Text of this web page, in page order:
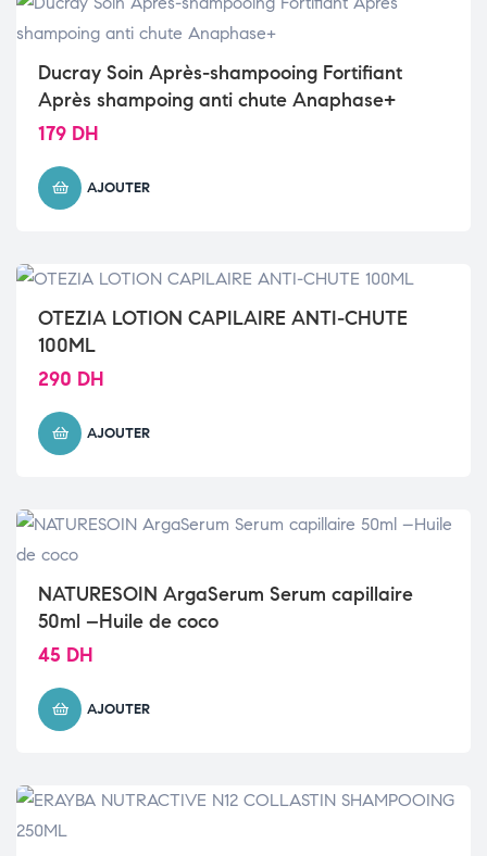
Ducray Soin Après-shampooing Fortifiant
Après shampoing anti chute Anaphase+
179 DH
AJOUTER
OTEZIA LOTION CAPILAIRE ANTI-CHUTE
100ML
290 DH
AJOUTER
NATURESOIN ArgaSerum Serum capillaire
50ml –Huile de coco
45 DH
AJOUTER